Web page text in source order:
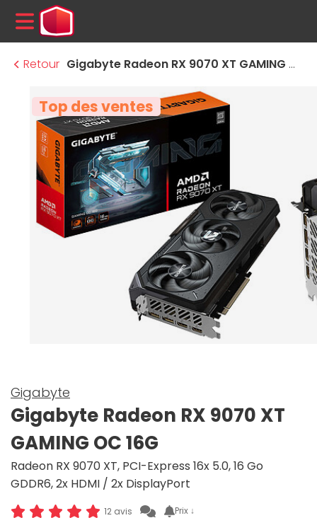
MENU
Retour
Gigabyte Radeon RX 9070 XT GAMING OC 16G
Top des ventes
Gigabyte
Gigabyte Radeon RX 9070 XT
GAMING OC 16G
Radeon RX 9070 XT, PCI-Express 16x 5.0, 16 Go
GDDR6, 2x HDMI / 2x DisplayPort
12 avis Prix ↓